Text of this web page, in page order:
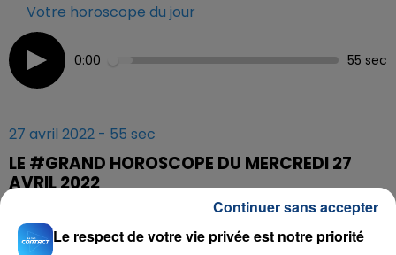
Votre horoscope du jour
0:00 55 sec
27 avril 2022 - 55 sec
LE #GRAND HOROSCOPE DU MERCREDI 27
AVRIL 2022
#Grand Horoscope sur Contact FM
Le respect de votre vie privée est notre priorité
Continuer sans accepter